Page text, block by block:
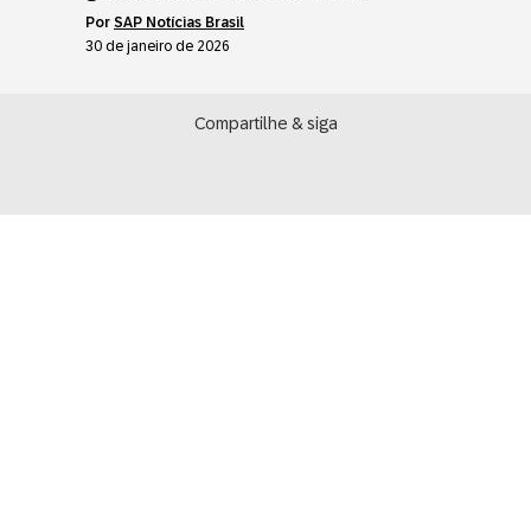
por SAP Notícias Brasil
30 de janeiro de 2026
Compartilhe & siga